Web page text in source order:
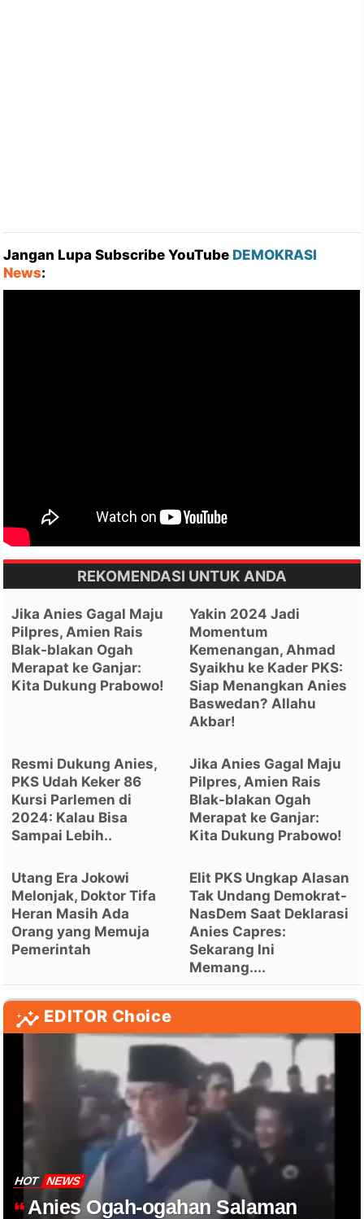
Jangan Lupa Subscribe YouTube DEMOKRASI
News:
REKOMENDASI UNTUK ANDA
Jika Anies Gagal Maju
Pilpres, Amien Rais
Blak-blakan Ogah
Merapat ke Ganjar:
Kita Dukung Prabowo!
Yakin 2024 Jadi
Momentum
Kemenangan, Ahmad
Syaikhu ke Kader PKS:
Siap Menangkan Anies
Baswedan? Allahu
Akbar!
Resmi Dukung Anies,
PKS Udah Keker 86
Kursi Parlemen di
2024: Kalau Bisa
Sampai Lebih..
Jika Anies Gagal Maju
Pilpres, Amien Rais
Blak-blakan Ogah
Merapat ke Ganjar:
Kita Dukung Prabowo!
Utang Era Jokowi
Melonjak, Doktor Tifa
Heran Masih Ada
Orang yang Memuja
Pemerintah
Elit PKS Ungkap Alasan
Tak Undang Demokrat-
NasDem Saat Deklarasi
Anies Capres:
Sekarang Ini
Memang....
EDITOR Choice
HOT NEWS
Anies Ogah-ogahan Salaman